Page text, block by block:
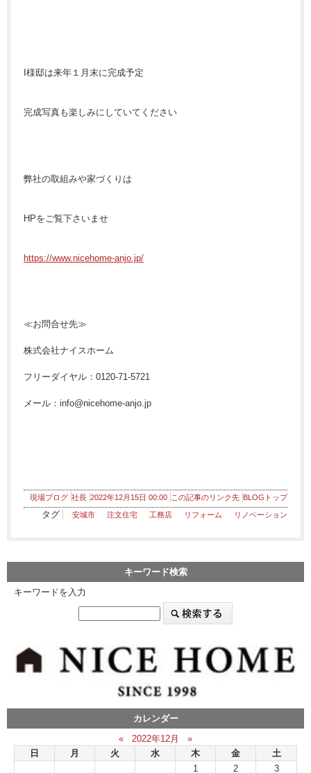
I様邸は来年１月末に完成予定
完成写真も楽しみにしていてください
弊社の取組みや家づくりは
HPをご覧下さいませ
https://www.nicehome-anjo.jp/
≪お問合せ先≫
株式会社ナイスホーム
フリーダイヤル：0120-71-5721
メール：info@nicehome-anjo.jp
現場ブログ 社長 2022年12月15日 00:00 この記事のリンク先 BLOGトップ
タグ 安城市 注文住宅 工務店 リフォーム リノベーション
キーワード検索
キーワードを入力
カレンダー
«
2022年12月
»
日
月 火 水 木 金
土
1
2 3